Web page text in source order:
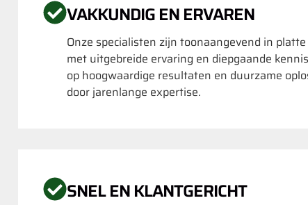
VAKKUNDIG EN ERVAREN
Onze specialisten zijn toonaangevend in
met uitgebreide ervaring en diepgaande
op hoogwaardige resultaten en duurzame
door jarenlange expertise.
SNEL EN KLANTGERICHT